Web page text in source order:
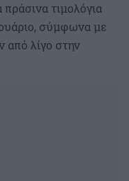
πράσινα τιμολόγια
σύμφωνα με
από λίγο στην